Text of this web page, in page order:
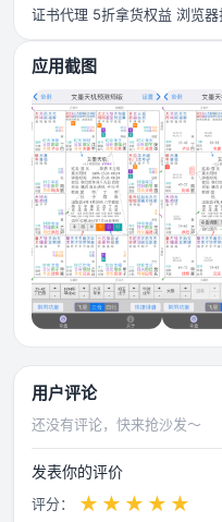
证书代理 5折拿货权益 浏览器
应用截图
用户评论
还没有评论，快来抢沙发～
发表你的评价
评分： ★ ★ ★ ★ ★